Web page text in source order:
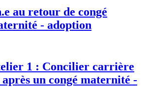
au retour de congé
- adoption
1 : Concilier carrière
un congé maternité -